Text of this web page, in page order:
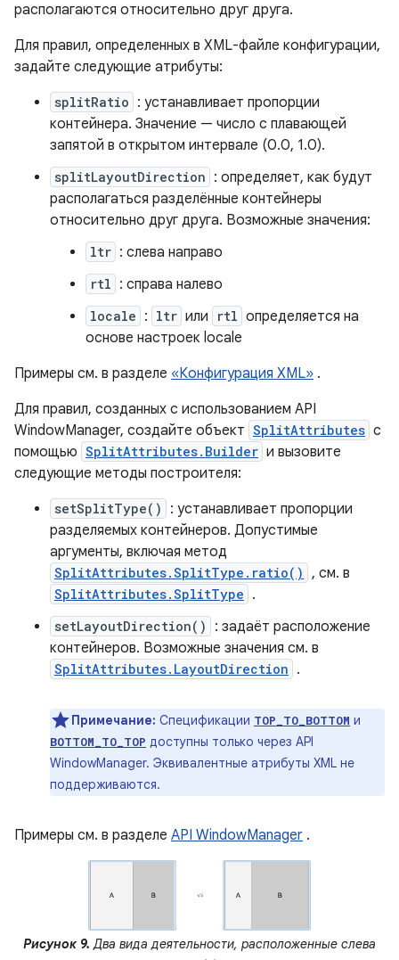
располагаются относительно друг друга.
Для правил, определенных в XML-файле конфигурации,
задайте следующие атрибуты:
splitRatio : устанавливает пропорции
контейнера. Значение — число с плавающей
запятой в открытом интервале (0.0, 1.0).
splitLayoutDirection : определяет, как будут
располагаться разделённые контейнеры
относительно друг друга. Возможные значения:
ltr : слева направо
rtl : справа налево
locale : ltr или rtl определяется на
основе настроек locale
Примеры см. в разделе «Конфигурация XML» .
Для правил, созданных с использованием API
WindowManager, создайте объект SplitAttributes с
помощью SplitAttributes.Builder и вызовите
следующие методы построителя:
setSplitType()
: устанавливает пропорции
разделяемых контейнеров. Допустимые
аргументы, включая метод
SplitAttributes.SplitType.ratio() , см. в
SplitAttributes.SplitType .
setLayoutDirection()
: задаёт расположение
контейнеров. Возможные значения см. в
SplitAttributes.LayoutDirection .
Примечание: Спецификации TOP_TO_BOTTOM и
BOTTOM_TO_TOP доступны только через API
WindowManager. Эквивалентные атрибуты XML не
поддерживаются.
Примеры см. в разделе API WindowManager .
Рисунок 9. Два вида деятельности, расположенные слева